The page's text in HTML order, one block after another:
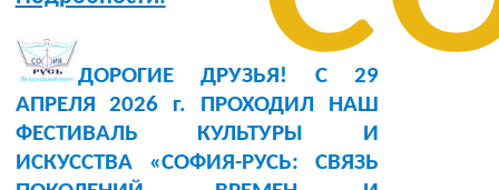
ДОРОГИЕ ДРУЗЬЯ! С 29
АПРЕЛЯ 2026 г. ПРОХОДИЛ НАШ
ФЕСТИВАЛЬ КУЛЬТУРЫ И
ИСКУССТВА «СОФИЯ-РУСЬ: СВЯЗЬ